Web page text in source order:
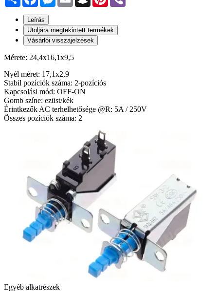
Leírás
Utoljára megtekintett termékek
Vásárlói visszajelzések
Mérete: 24,4x16,1x9,5
Nyél méret: 17,1x2,9
Stabil pozíciók száma: 2-pozíciós
Kapcsolási mód: OFF-ON
Gomb színe: ezüst/kék
Érintkezők AC terhelhetősége @R: 5A / 250V
Összes pozíciók száma: 2
Egyéb alkatrészek